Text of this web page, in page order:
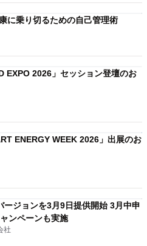
に乗り切るための自己管理術
EXPO 2026」セッション登壇のお
ENERGY WEEK 2026」出展のお
ジョンを3月9日提供開始 3月中申
ンペーンも実施
社